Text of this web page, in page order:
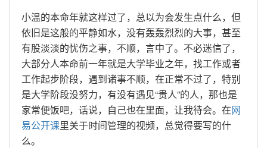
小温的本命年就这样过了，总以为会发生点什么，但
依旧是这般的平静如水，没有轰轰烈烈的大事，甚至
有股淡淡的忧伤之事，不顺，言中了。不必迷信了，
大部分人本命前一年就是大学毕业之年，找工作或者
工作起步阶段，遇到诸事不顺，在正常不过了，特别
是大学阶段没努力，有没有遇见“贵人”的人，那也是
家常便饭吧，话说，自己也在里面，让我待会。在网
易公开课里关于时间管理的视频，总觉得要写的什
么。